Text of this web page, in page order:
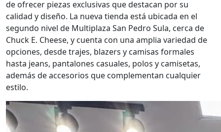
de ofrecer piezas exclusivas que destacan por su
calidad y diseño. La nueva tienda está ubicada en el
segundo nivel de Multiplaza San Pedro Sula, cerca de
Chuck E. Cheese, y cuenta con una amplia variedad de
opciones, desde trajes, blazers y camisas formales
hasta jeans, pantalones casuales, polos y camisetas,
además de accesorios que complementan cualquier
estilo.